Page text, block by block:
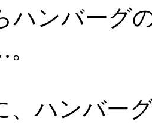
ハンバーグ
、ハンバー